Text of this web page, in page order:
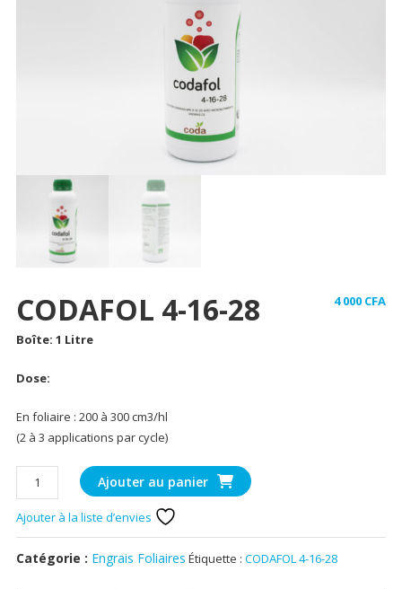
CODAFOL 4-16-28 4 000 CFA
Boîte: 1 Litre
Dose:
En foliaire : 200 à 300 cm3/hl
(2 à 3 applications par cycle)
quantité
de
CODAFOL
4-
16-
Ajouter au panier
Ajouter à la liste d’envies
Catégorie : Engrais Foliaires Étiquette : CODAFOL 4-16-28